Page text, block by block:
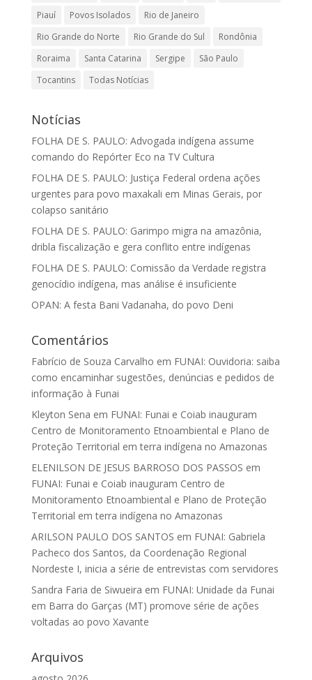
Piauí
Povos Isolados
Rio de Janeiro
Rio Grande do Norte
Rio Grande do Sul
Rondônia
Roraima
Santa Catarina Sergipe
São Paulo
Tocantins
Todas Notícias
Notícias
FOLHA DE S. PAULO: Advogada indígena assume
comando do Repórter Eco na TV Cultura
FOLHA DE S. PAULO: Justiça Federal ordena ações
urgentes para povo maxakali em Minas Gerais, por
colapso sanitário
FOLHA DE S. PAULO: Garimpo migra na amazônia,
dribla fiscalização e gera conflito entre indígenas
FOLHA DE S. PAULO: Comissão da Verdade registra
genocídio indígena, mas análise é insuficiente
OPAN: A festa Bani Vadanaha, do povo Deni
Comentários
Fabrício de Souza Carvalho em FUNAI: Ouvidoria: saiba
como encaminhar sugestões, denúncias e pedidos de
informação à Funai
Kleyton Sena em FUNAI: Funai e Coiab inauguram
Centro de Monitoramento Etnoambiental e Plano de
Proteção Territorial em terra indígena no Amazonas
ELENILSON DE JESUS BARROSO DOS PASSOS em
FUNAI: Funai e Coiab inauguram Centro de
Monitoramento Etnoambiental e Plano de Proteção
Territorial em terra indígena no Amazonas
ARILSON PAULO DOS SANTOS em FUNAI: Gabriela
Pacheco dos Santos, da Coordenação Regional
Nordeste I, inicia a série de entrevistas com servidores
Sandra Faria de Siwueira em FUNAI: Unidade da Funai
em Barra do Garças (MT) promove série de ações
voltadas ao povo Xavante
Arquivos